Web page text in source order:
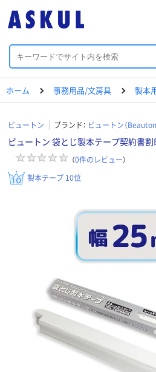
ホーム 事務用品/文房具 製本
ビュートン ブランド： ビュートン（
ビュートン 袋とじ製本テープ契約書
（0件のレビュー）
製本テープ 10位